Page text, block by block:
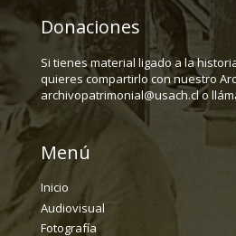
Donaciones
Si tienes material ligado a la
quieres compartirlo con nuestro
archivopatrimonial@usach.cl o
Menú
Inicio
Audiovisual
Fotografía